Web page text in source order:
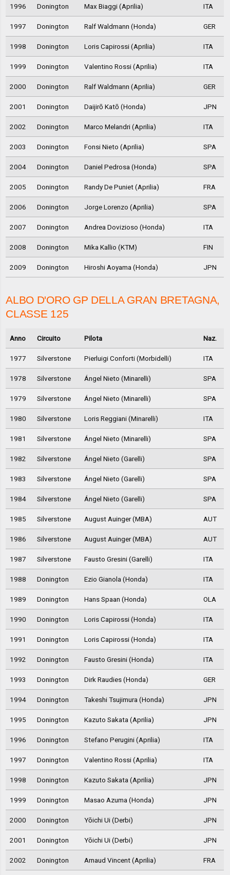
1996 Donington Max Biaggi (Aprilia) ITA
1997 Donington Ralf Waldmann (Honda) GER
1998 Donington Loris Capirossi (Aprilia) ITA
1999 Donington Valentino Rossi (Aprilia) ITA
2000 Donington Ralf Waldmann (Aprilia) GER
2001 Donington Daijirō Katō (Honda) JPN
2002 Donington Marco Melandri (Aprilia) ITA
2003 Donington Fonsi Nieto (Aprilia) SPA
2004 Donington Daniel Pedrosa (Honda) SPA
2005 Donington Randy De Puniet (Aprilia) FRA
2006 Donington Jorge Lorenzo (Aprilia) SPA
2007 Donington Andrea Dovizioso (Honda) ITA
2008 Donington Mika Kallio (KTM) FIN
2009 Donington Hiroshi Aoyama (Honda) JPN
ALBO D'ORO GP DELLA GRAN BRETAGNA,
CLASSE 125
Anno Circuito Pilota Naz.
1977 Silverstone Pierluigi Conforti (Morbidelli) ITA
1978 Silverstone Ángel Nieto (Minarelli) SPA
1979 Silverstone Ángel Nieto (Minarelli) SPA
1980 Silverstone Loris Reggiani (Minarelli) ITA
1981 Silverstone Ángel Nieto (Minarelli) SPA
1982 Silverstone Ángel Nieto (Garelli) SPA
1983 Silverstone Ángel Nieto (Garelli) SPA
1984 Silverstone Ángel Nieto (Garelli) SPA
1985 Silverstone August Auinger (MBA) AUT
1986 Silverstone August Auinger (MBA) AUT
1987 Silverstone Fausto Gresini (Garelli) ITA
1988 Donington Ezio Gianola (Honda) ITA
1989 Donington Hans Spaan (Honda) OLA
1990 Donington Loris Capirossi (Honda) ITA
1991 Donington Loris Capirossi (Honda) ITA
1992 Donington Fausto Gresini (Honda) ITA
1993 Donington Dirk Raudies (Honda) GER
1994 Donington Takeshi Tsujimura (Honda) JPN
1995 Donington Kazuto Sakata (Aprilia) JPN
1996 Donington Stefano Perugini (Aprilia) ITA
1997 Donington Valentino Rossi (Aprilia) ITA
1998 Donington Kazuto Sakata (Aprilia) JPN
1999 Donington Masao Azuma (Honda) JPN
2000 Donington Yōichi Ui (Derbi) JPN
2001 Donington Yōichi Ui (Derbi) JPN
2002 Donington Arnaud Vincent (Aprilia) FRA